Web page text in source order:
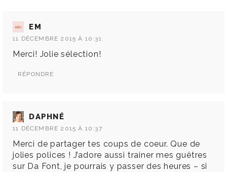
EM
11 DÉCEMBRE 2015 À 10:31
Merci! Jolie sélection!
RÉPONDRE
DAPHNÉ
11 DÉCEMBRE 2015 À 10:37
Merci de partager tes coups de coeur. Que de
jolies polices ! J’adore aussi trainer mes guêtres
sur Da Font, je pourrais y passer des heures – si